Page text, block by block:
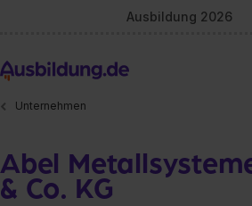
Ausbildung 2026
Unternehmen
Abel
& Co. KG